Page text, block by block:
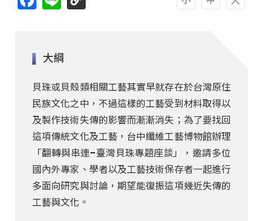
大綱
貝珠或貝殼類相關工藝其實早就存在於台灣原住
民族文化之中，不過這樣的工藝受到材料取得以
及製作技術失傳的影響而漸漸消失；為了要找回
這項傳統文化及工藝，台中纖維工藝博物館辦理
「翻轉與串連–臺灣貝珠專題座談」，邀請多位
國內外專家、學者以及工藝技術保存者一起進行
多面向研究與討論，期望能復振這項幾近失傳的
工藝與文化。